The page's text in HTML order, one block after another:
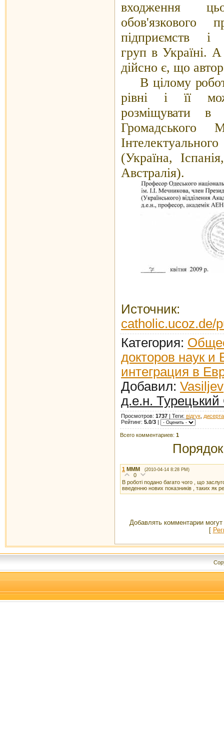
входження
обов'язкового
підприємств і
груп в Україні. А
дійсно є, що
В цілому
рівні і її
розміщувати в
Громадського
(Україна,
Австралія).
Источник
catholic.ucoz.de/
Категория:
докторов наук и
интеграция в
Добавил: Vasiljev
д.е.н.
Просмотров: 1737 | Теги: відгук
Рейтинг: 5.0/3 |
Всего комментариев: 1
1 МММ (2010-04-14 8:28 PM)
0
В роботі подано багато чого , що
введенню нових показників , таких як
Добавлять комментарии
[